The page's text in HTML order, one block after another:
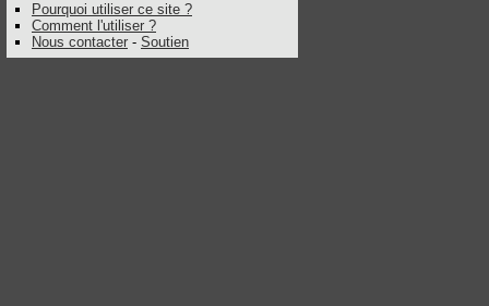
Pourquoi utiliser ce site ?
Comment l'utiliser ?
Nous contacter - Soutien